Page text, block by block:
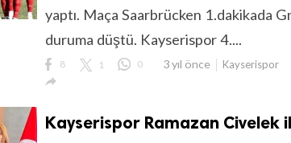
yaptı. Maça Saarbrücken 1.dakikada
duruma düştü. Kayserispor 4....
8 1 0 3 yıl önce Kayserispor

Kayserispor Ramazan Civelek